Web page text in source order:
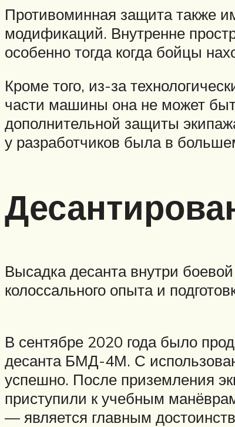
Противоминная защита также
модификаций. Внутренне
особенно тогда когда бойцы
Кроме того, из-за
части машины она не может
дополнительной защиты
у разработчиков была в
Высадка десанта внутри
колоссального опыта и
В сентябре 2020 года было
десанта БМД-4М. С
успешно. После приземления
приступили к учебным
— является главным